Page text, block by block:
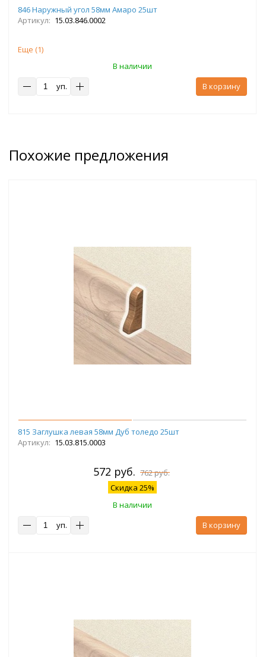
846 Наружный угол 58мм Амаро 25шт
Артикул: 15.03.846.0002
Еще (1)
В наличии
уп.
В корзину
Похожие предложения
815 Заглушка левая 58мм Дуб толедо 25шт
Артикул: 15.03.815.0003
572 руб. 762 руб.
Скидка 25%
В наличии
уп.
В корзину